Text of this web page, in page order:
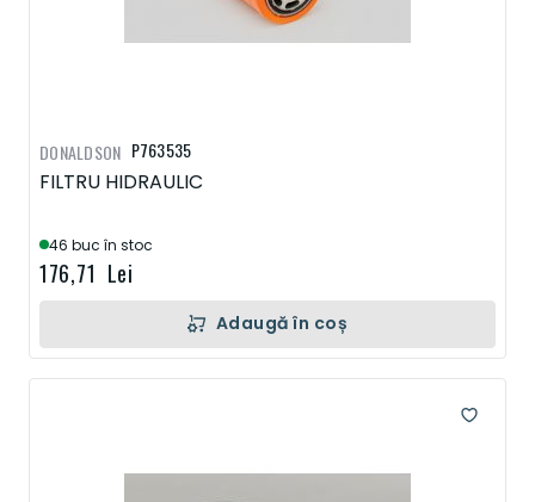
P763535
FILTRU HIDRAULIC
46 buc în stoc
176,71 Lei
DONALDSON
Adaugă în coș